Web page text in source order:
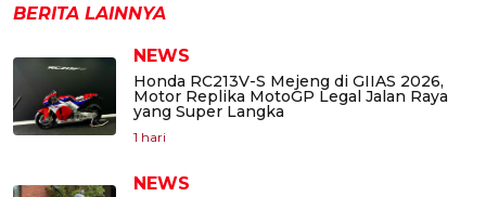
BERITA LAINNYA
NEWS
Honda RC213V-S Mejeng di GIIAS 2026,
Motor Replika MotoGP Legal Jalan Raya
yang Super Langka
1 hari
NEWS